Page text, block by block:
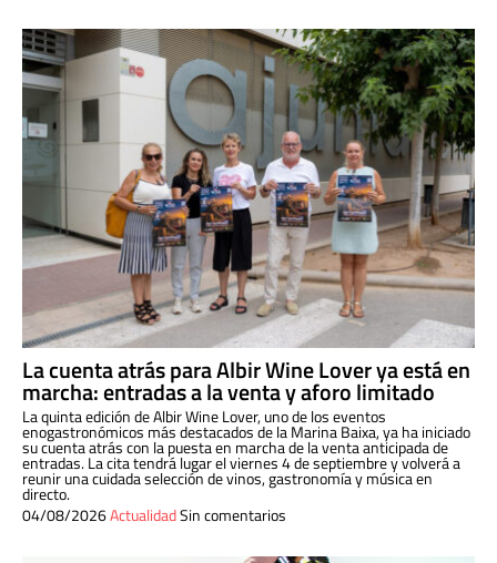
La cuenta atrás para Albir Wine Lover ya está en
marcha: entradas a la venta y aforo limitado
La quinta edición de Albir Wine Lover, uno de los eventos
enogastronómicos más destacados de la Marina Baixa, ya ha iniciado
su cuenta atrás con la puesta en marcha de la venta anticipada de
entradas. La cita tendrá lugar el viernes 4 de septiembre y volverá a
reunir una cuidada selección de vinos, gastronomía y música en
directo.
04/08/2026ActualidadSin comentarios